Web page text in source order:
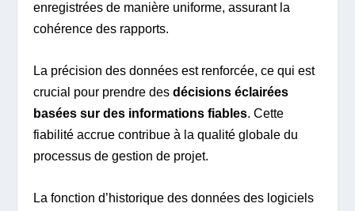
enregistrées de manière uniforme, assurant la
cohérence des rapports.
La précision des données est renforcée, ce qui est
crucial pour prendre desdécisions éclairées
basées sur des informations fiables. Cette
fiabilité accrue contribue à la qualité globale du
processus de gestion de projet.
La fonction d’historique des données des logiciels